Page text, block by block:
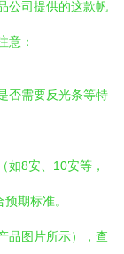
公司提供的这款帆
意：
否需要反光条等特
如8安、10安等，
期标准。
品图片所示），查